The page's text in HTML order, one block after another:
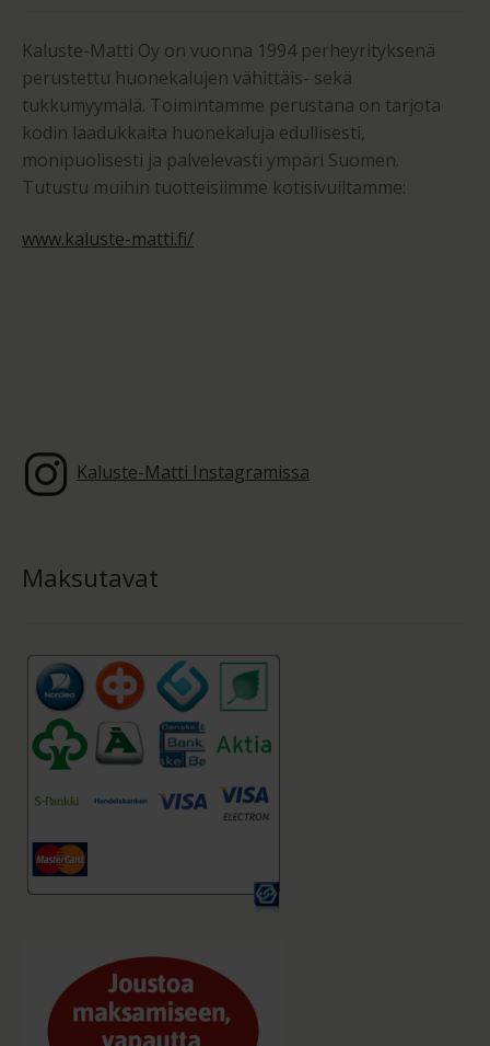
Kaluste-Matti Oy on vuonna 1994 perheyrityksenä
perustettu huonekalujen vähittäis- sekä
tukkumyymälä. Toimintamme perustana on tarjota
kodin laadukkaita huonekaluja edullisesti,
monipuolisesti ja palvelevasti ympäri Suomen.
Tutustu muihin tuotteisiimme kotisivuiltamme:
www.kaluste-matti.fi/
Kaluste-Matti Instagramissa
Maksutavat